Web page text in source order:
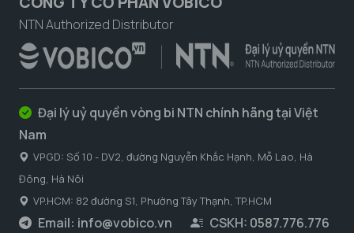
NTN Authorized Distributor
Đại lý uỷ quyền vòng bi NTN chính hãng tại Việt
Nam
VPGD: Số 10 - DV2, đường Nguyễn Khắc Hạnh, Mỗ Lao, Hà
Đông, Hà Nôi
VP.HCM: 82 đường S1, Phường Tây Thạnh, TP.HCM
Email: info@vobico.vn CSKH: 0587.776.776